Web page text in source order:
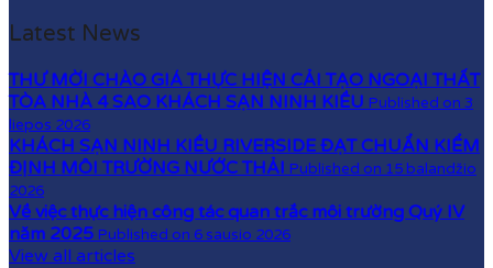
Latest News
THƯ MỜI CHÀO GIÁ THỰC HIỆN CẢI TẠO NGOẠI THẤT
TÒA NHÀ 4 SAO KHÁCH SẠN NINH KIỀU Published on 3
liepos 2026
KHÁCH SẠN NINH KIỀU RIVERSIDE ĐẠT CHUẨN KIỂM
ĐỊNH MÔI TRƯỜNG NƯỚC THẢI Published on 15 balandžio
2026
Về việc thực hiện công tác quan trắc môi trường Quý IV
năm 2025 Published on 6 sausio 2026
View all articles